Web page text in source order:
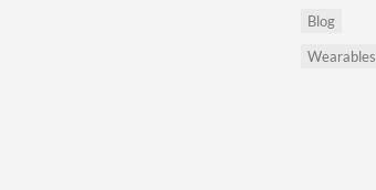
Blog
Wearables